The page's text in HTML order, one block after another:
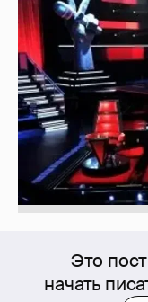
Это
начать